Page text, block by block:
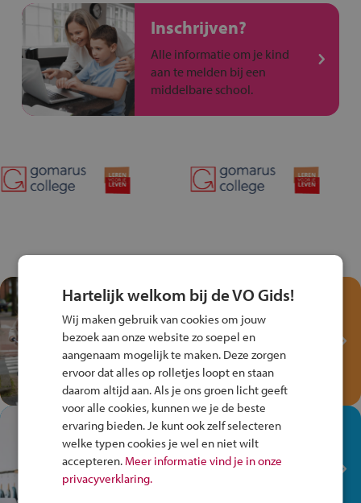
Inschrijven?
Alle informatie om je kind
aan te melden bij een
middelbare school.
Test je kennis met het
Fiets Veilig
Verkeersspel!
Speel het Fiets Veilig Verkeersspel
en win een Cortina-fiets!
In de winkel ben je op je
plek!
Ontdek via het vmbo jouw talent
Hartelijk welkom bij de VO Gids!
Wij maken gebruik van cookies om jouw
bezoek aan onze website zo soepel en
aangenaam mogelijk te maken. Deze zorgen
ervoor dat alles op rolletjes loopt en staan
daarom altijd aan. Als je ons groen licht geeft
voor alle cookies, kunnen we je de beste
ervaring bieden. Je kunt ook zelf selecteren
welke typen cookies je wel en niet wilt
accepteren. Meer informatie vind je in onze
privacyverklaring.